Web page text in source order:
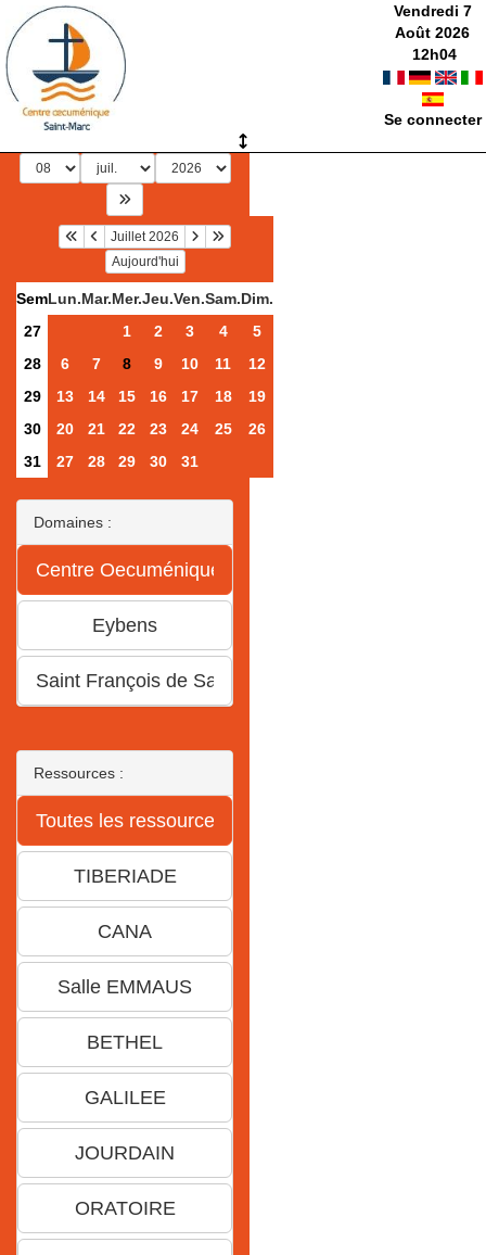
Vendredi 7
Août 2026
12h04
Se connecter
Juillet 2026
Aujourd'hui
SemLun.Mar.Mer.Jeu.Ven.Sam.Dim.
27
1 2 3 4
5
28
6 7 8 9 10 11
12
29
13 14 15 16 17 18
19
30
20 21 22 23 24 25
26
31
27 28 29 30 31
Domaines :
Ressources :